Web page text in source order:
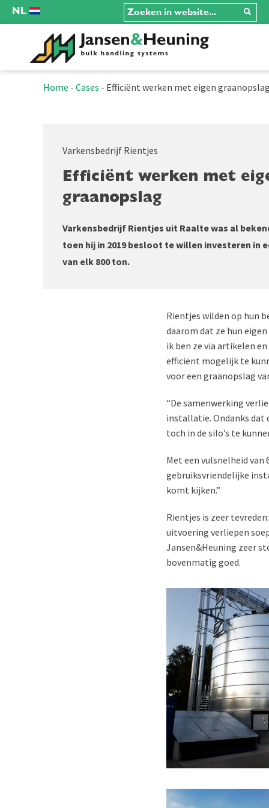
NL
Home - Cases - Efficiënt werken met eigen
Varkensbedrijf Rientjes
Efficiënt werken met
graanopslag
Varkensbedrijf Rientjes uit Raalte was al
toen hij in 2019 besloot te willen investeren in
van elk 800 ton.
Rientjes wilden op hun
daarom dat ze hun
ik ben ze via artikelen
efficiënt mogelijk te
voor een graanopslag
“De samenwerking
installatie. Ondanks dat
toch in de silo’s te
Met een vulsnelheid
gebruiksvriendelijke
komt kijken.”
Rientjes is zeer
uitvoering verliepen
Jansen&Heuning zeer
bovenmatig goed.